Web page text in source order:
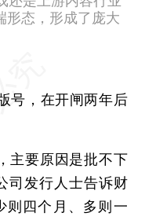
形态，形成了庞大
，在开闸两年后
要原因是批不下
司发行人士告诉财
则四个月、多则一